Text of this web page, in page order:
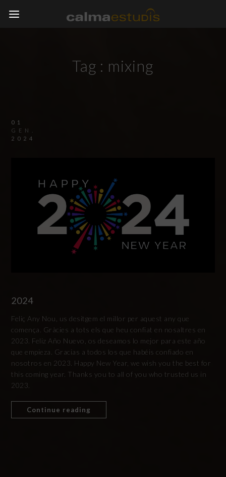
Tag : mixing
01
GEN.
2024
2024
Feliç Any Nou, us desitgem el millor per aquest any que
comença. Gràcies a tots els que heu confiat en nosaltres en
2023. Feliz Año Nuevo, os deseamos lo mejor para este año
que empieza. Gracias a todos los que habéis confiado en
nosotros en 2023. Happy New Year, we wish you the best for
this coming year. Thanks you to all of you who trusted us in
2023.
Continue reading